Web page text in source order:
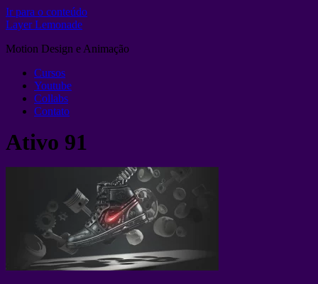
Ir para o conteúdo
Layer Lemonade
Motion Design e Animação
Cursos
Youtube
Collabs
Contato
Ativo 91